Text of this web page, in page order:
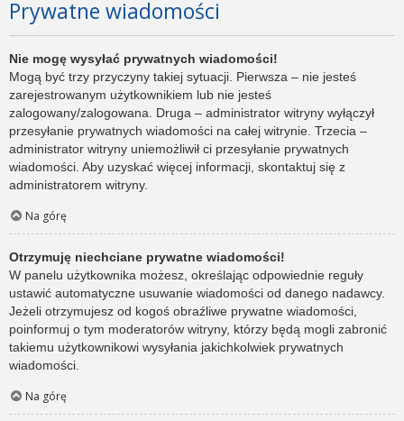
Prywatne wiadomości
Nie mogę wysyłać prywatnych wiadomości!
Mogą być trzy przyczyny takiej sytuacji. Pierwsza – nie jesteś
zarejestrowanym użytkownikiem lub nie jesteś
zalogowany/zalogowana. Druga – administrator witryny wyłączył
przesyłanie prywatnych wiadomości na całej witrynie. Trzecia –
administrator witryny uniemożliwił ci przesyłanie prywatnych
wiadomości. Aby uzyskać więcej informacji, skontaktuj się z
administratorem witryny.
Na górę
Otrzymuję niechciane prywatne wiadomości!
W panelu użytkownika możesz, określając odpowiednie reguły
ustawić automatyczne usuwanie wiadomości od danego nadawcy.
Jeżeli otrzymujesz od kogoś obraźliwe prywatne wiadomości,
poinformuj o tym moderatorów witryny, którzy będą mogli zabronić
takiemu użytkownikowi wysyłania jakichkolwiek prywatnych
wiadomości.
Na górę